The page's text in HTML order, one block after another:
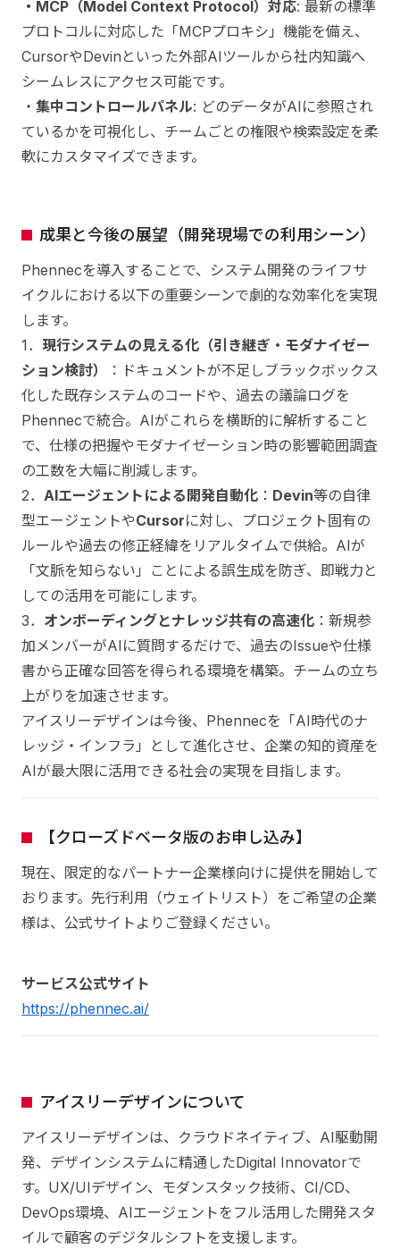
・MCP（Model Context Protocol）対応: 最新の標準
プロトコルに対応した「MCPプロキシ」機能を備え、
CursorやDevinといった外部AIツールから社内知識へ
シームレスにアクセス可能です。
・ 集中コントロールパネル: どのデータがAIに参照され
ているかを可視化し、チームごとの権限や検索設定を柔
軟にカスタマイズできます。
成果と今後の展望（開発現場での利用シーン）
Phennecを導入することで、システム開発のライフサ
イクルにおける以下の重要シーンで劇的な効率化を実現
します。
1． 現行システムの見える化（引き継ぎ・モダナイゼー
ション検討）
：ドキュメントが不足しブラックボックス
化した既存システムのコードや、過去の議論ログを
Phennecで統合。AIがこれらを横断的に解析すること
で、仕様の把握やモダナイゼーション時の影響範囲調査
の工数を大幅に削減します。
2． AIエージェントによる開発自動化 ： Devin等の自律
型エージェントやCursorに対し、プロジェクト固有の
ルールや過去の修正経緯をリアルタイムで供給。AIが
「文脈を知らない」ことによる誤生成を防ぎ、即戦力と
しての活用を可能にします。
3． オンボーディングとナレッジ共有の高速化 ：新規参
加メンバーがAIに質問するだけで、過去のIssueや仕様
書から正確な回答を得られる環境を構築。チームの立ち
上がりを加速させます。
アイスリーデザインは今後、Phennecを「AI時代のナ
レッジ・インフラ」として進化させ、企業の知的資産を
AIが最大限に活用できる社会の実現を目指します。
【クローズドベータ版のお申し込み】
現在、限定的なパートナー企業様向けに提供を開始して
おります。先行利用（ウェイトリスト）をご希望の企業
様は、公式サイトよりご登録ください。
サービス公式サイト
https://phennec.ai/
アイスリーデザインについて
アイスリーデザインは、クラウドネイティブ、AI駆動開
発、デザインシステムに精通したDigital Innovatorで
す。UX/UIデザイン、モダンスタック技術、CI/CD、
DevOps環境、AIエージェントをフル活用した開発スタ
イルで顧客のデジタルシフトを支援します。